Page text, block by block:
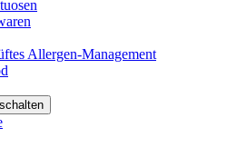
Allergen-Management